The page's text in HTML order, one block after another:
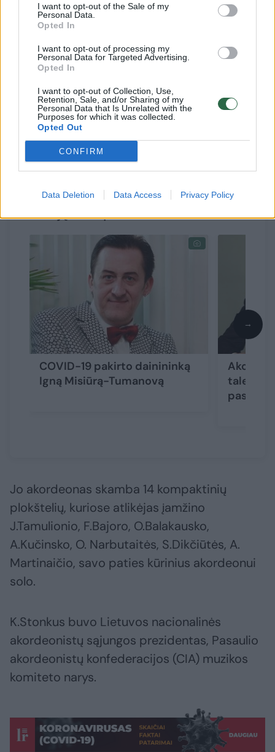
I want to opt-out of the Sale of my
Personal Data.
Opted In
I want to opt-out of processing my
Personal Data for Targeted Advertising.
Opted In
I want to opt-out of Collection, Use,
Retention, Sale, and/or Sharing of my
Personal Data that Is Unrelated with the
Purposes for which it was collected.
Opted Out
CONFIRM
Data Deletion Data Access Privacy Policy
Akordeonininkas įrašė muziką net 65
spektakliams, sukurtą įvairių kompozitorių,
tarp jų – B.Kutavičiaus, A.Martinaičio,
G.Puskunigio, pats sukūrė ir įgrojo muziką
A.Griškevičiaus filmui „Mikališkių stebuklai“,
rodytam Niujorke, San Franciske, Tokijuje,
Berlyne.
Susiję straipsniai
COVID-19 pakirto dainininką
Igną Misiūrą-Tumanovą
pasaulio
→
Jo akordeonas skamba 14 kompaktinių
plokštelių, kuriose atlikėjas įamžino
J.Tamulionio, F.Bajoro, O.Balakausko,
A.Kučinsko, O. Narbutaitės, S.Dikčiūtės, A.
Martinaičio, savo paties kūrinius akordeonui
solo.
K.Stonkus buvo Lietuvos nacionalinės
akordeonistų sąjungos prezidentas, Pasaulio
akordeonistų konfederacijos (CIA) muzikos
komiteto narys.